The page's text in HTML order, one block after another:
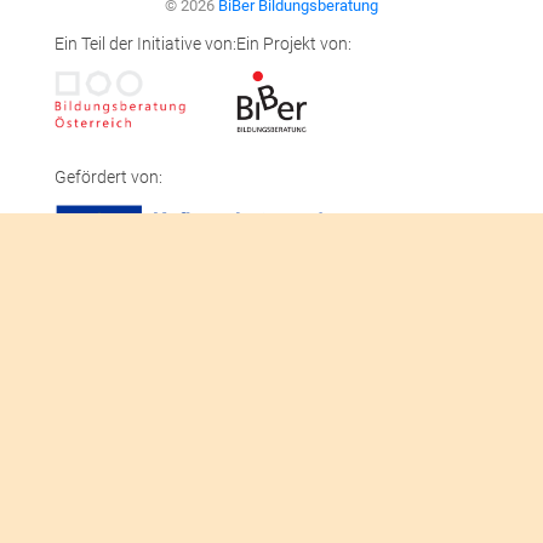
© 2026 BiBer Bildungsberatung
Ein Teil der Initiative von:Ein Projekt von:
Gefördert von: